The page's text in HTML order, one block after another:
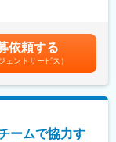
きておりますの
思います。
固定手当を含めた表記
依頼する
ェントサービス）
ームで協力す